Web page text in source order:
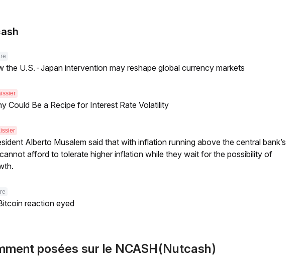
U.S.-Japan intervention may reshape global currency markets
Could Be a Recipe for Interest Rate Volatility
Alberto Musalem said that with inflation running above the central bank’s
afford to tolerate higher inflation while they wait for the possibility of
reaction eyed
posées sur le NCASH(Nutcash)